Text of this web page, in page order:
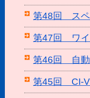
第48回 ス
第47回 ワイ
第46回 自動
第45回 CI-V